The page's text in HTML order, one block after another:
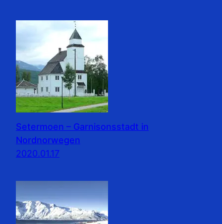
Setermoen – Garnisonsstadt in
Nordnorwegen
2020.01.17